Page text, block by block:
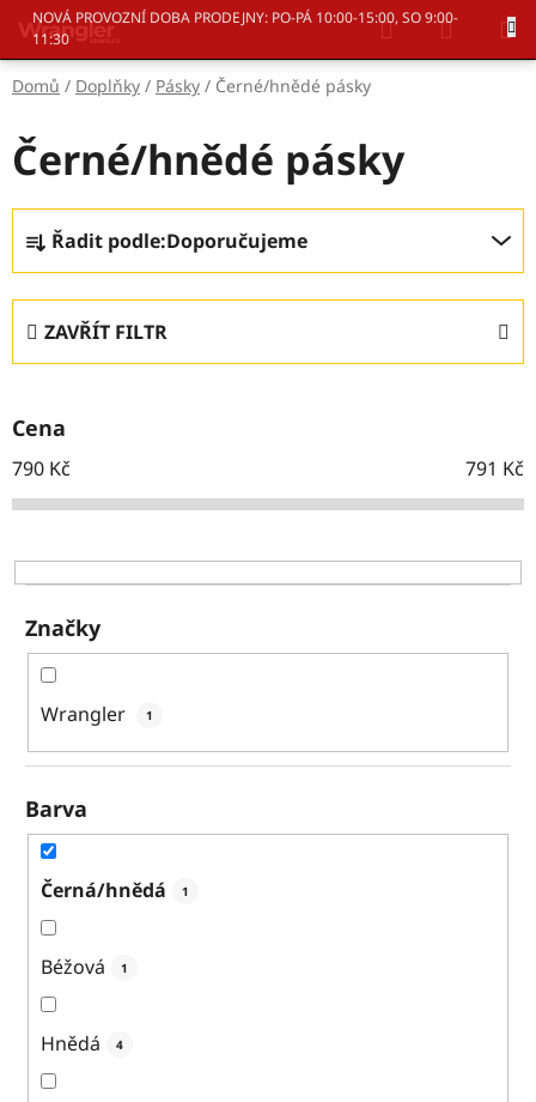
Přejít
obsah
NOVÁ PROVOZNÍ DOBA PRODEJNY: PO-PÁ 10:00-15:00, SO 9:00-
11:30
Hledat
KOŠÍK
Domů / Doplňky / Pásky / Černé/hnědé pásky
Černé/hnědé pásky
Ř
a
z
n
r
o
d
k
t
ů
Řadit podle:Doporučujeme
ZAVŘÍT FILTR
Cena
790 Kč 791 Kč
Značky
Wrangler 1
Barva
Černá/hnědá 1
Béžová 1
Hnědá 4